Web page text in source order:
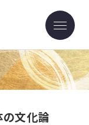
の文化論